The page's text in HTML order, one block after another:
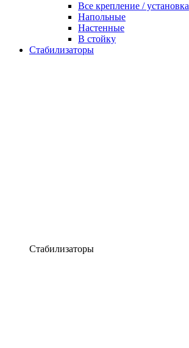
Все крепление / установка
Напольные
Настенные
В стойку
Стабилизаторы
Стабилизаторы